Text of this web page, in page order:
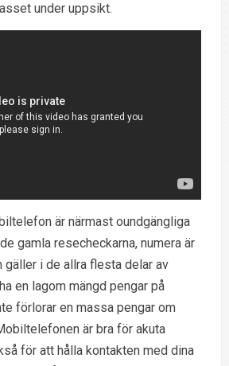
under uppsikt.
är närmast oundgängliga
gamla resecheckarna, numera är
i de allra flesta delar av
en lagom mängd pengar på
förlorar en massa pengar om
är bra för akuta
för att hålla kontakten med dina